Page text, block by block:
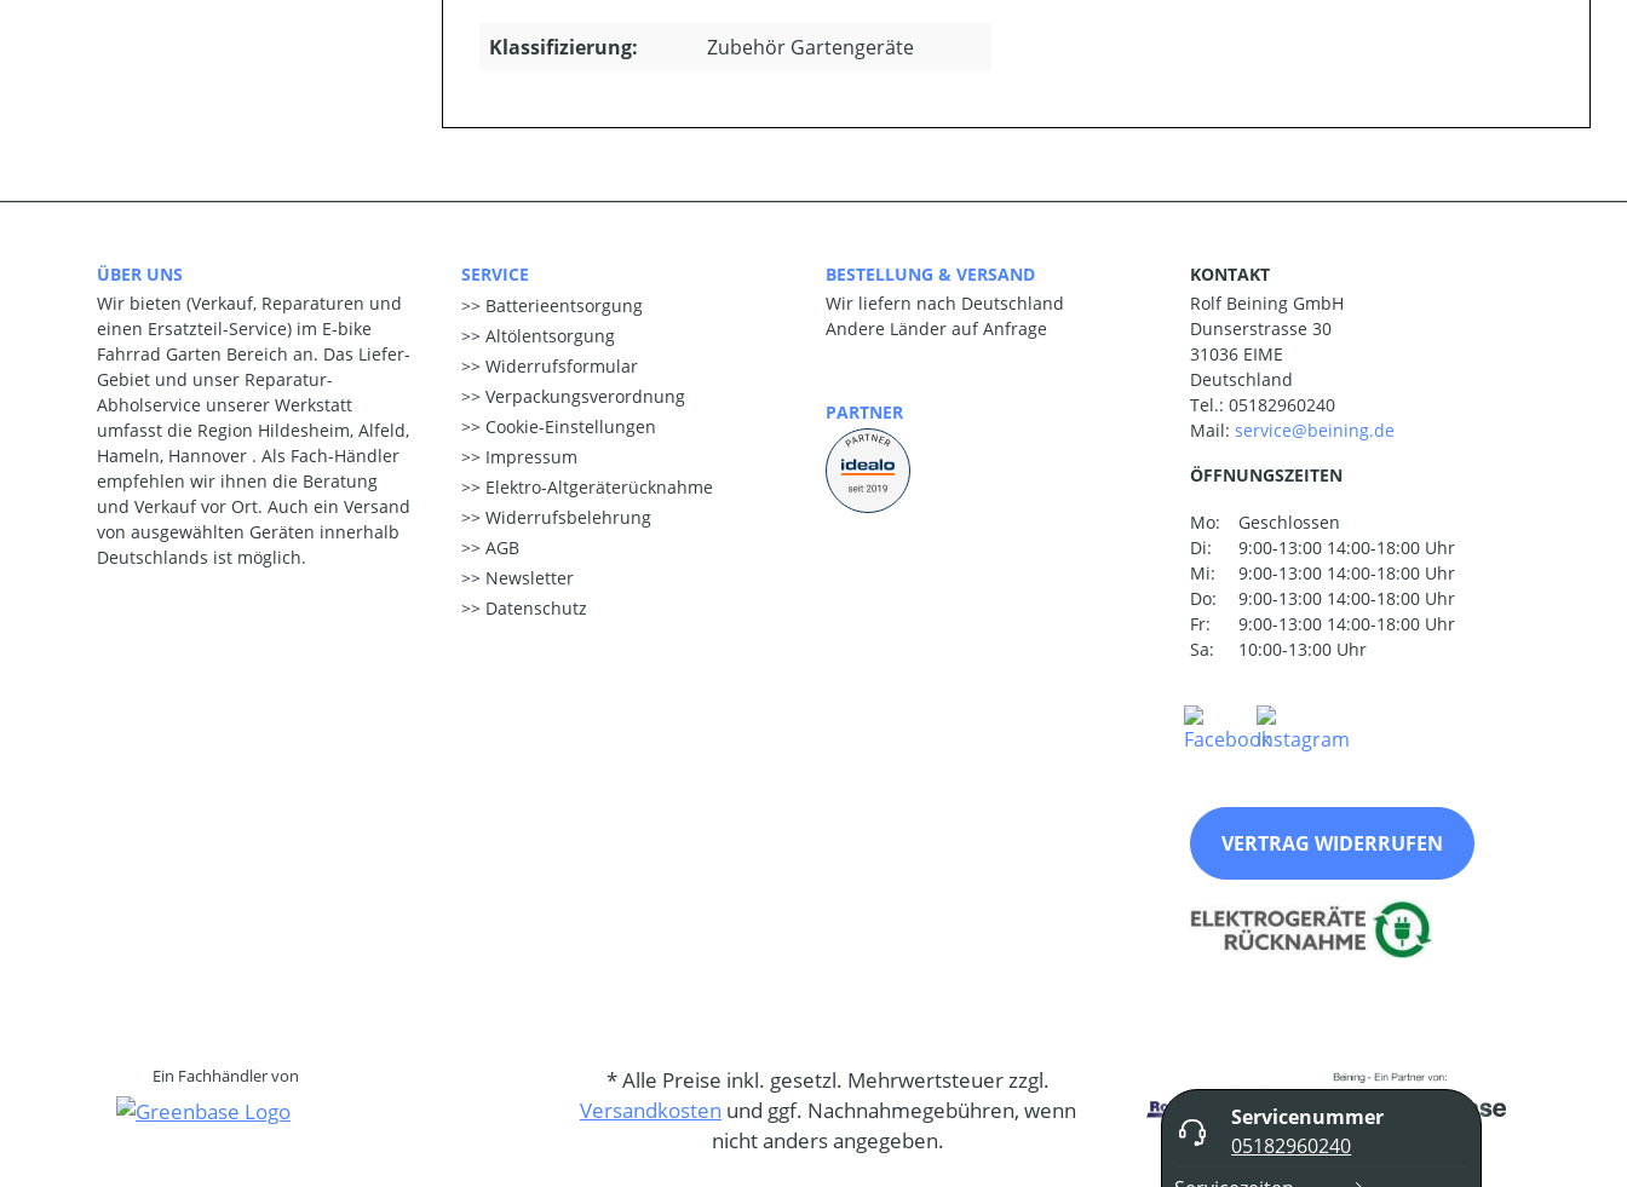
Klassifizierung: Zubehör Gartengeräte
ÜBER UNS
Wir bieten (Verkauf, Reparaturen und
einen Ersatzteil-Service) im E-bike
Fahrrad Garten Bereich an. Das Liefer-
Gebiet und unser Reparatur-
Abholservice unserer Werkstatt
umfasst die Region Hildesheim, Alfeld,
Hameln, Hannover . Als Fach-Händler
empfehlen wir ihnen die Beratung
und Verkauf vor Ort. Auch ein Versand
von ausgewählten Geräten innerhalb
Deutschlands ist möglich.
SERVICE
Batterieentsorgung
Altölentsorgung
Widerrufsformular
Verpackungsverordnung
Cookie-Einstellungen
Impressum
Elektro-Altgeräterücknahme
Widerrufsbelehrung
AGB
Newsletter
Datenschutz
BESTELLUNG & VERSAND
Wir liefern nach Deutschland
Andere Länder auf Anfrage
PARTNER
KONTAKT
Rolf Beining GmbH
Dunserstrasse 30
31036 EIME
Deutschland
Tel.: 05182960240
Mail:
ÖFFNUNGSZEITEN
Mo:
Geschlossen
Di:
9:00-13:00 14:00-18:00 Uhr
Mi:
9:00-13:00 14:00-18:00 Uhr
Do:
9:00-13:00 14:00-18:00 Uhr
Fr:
9:00-13:00 14:00-18:00 Uhr
Sa:
10:00-13:00 Uhr
VERTRAG WIDERRUFEN
Ein Fachhändler von
* Alle Preise inkl. gesetzl. Mehrwertsteuer zzgl.
Versandkosten und ggf. Nachnahmegebühren, wenn
nicht anders angegeben.
Servicenummer
05182960240